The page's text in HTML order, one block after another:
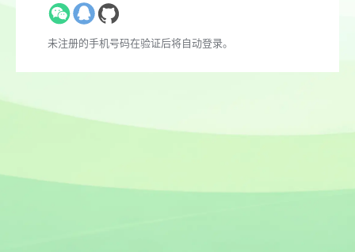
未注册的手机号码在验证后将自动登录。